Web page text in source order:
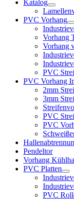
Katalog
PVC Vorhang
Vorhang
Vorhang
PVC
PVC Vorhang
2mm
3mm
PVC
PVC
Pendeltor
Vorhang
PVC Platten
PVC